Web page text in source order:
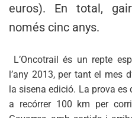
euros). En total,
només cinc anys.
L’Oncotrail és un repte
l’any 2013, per tant el mes
la sisena edició. La prova
a recórrer 100 km per